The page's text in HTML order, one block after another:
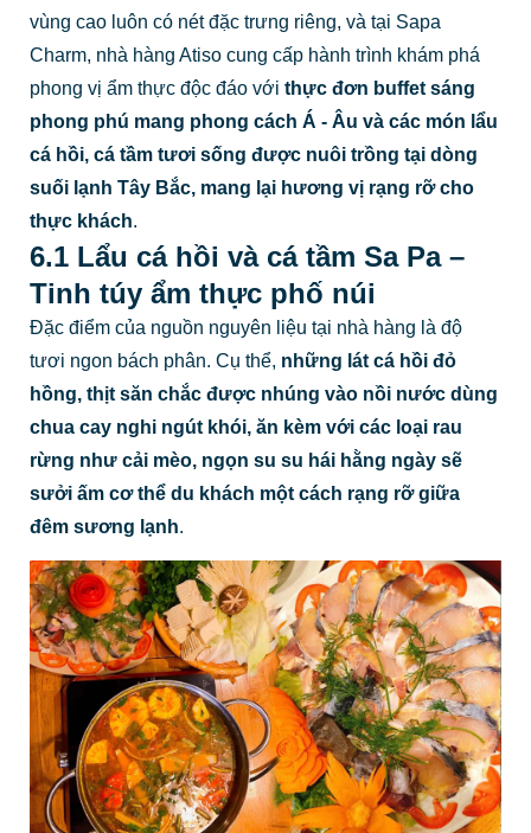
vùng cao luôn có nét đặc trưng riêng, và tại Sapa
Charm, nhà hàng Atiso cung cấp hành trình khám phá
phong vị ẩm thực độc đáo với thực đơn buffet sáng
phong phú mang phong cách Á - Âu và các món lẩu
cá hồi, cá tầm tươi sống được nuôi trồng tại dòng
suối lạnh Tây Bắc, mang lại hương vị rạng rỡ cho
thực khách.
6.1 Lẩu cá hồi và cá tầm Sa Pa –
Tinh túy ẩm thực phố núi
Đặc điểm của nguồn nguyên liệu tại nhà hàng là độ
tươi ngon bách phân. Cụ thể, những lát cá hồi đỏ
hồng, thịt săn chắc được nhúng vào nồi nước dùng
chua cay nghi ngút khói, ăn kèm với các loại rau
rừng như cải mèo, ngọn su su hái hằng ngày sẽ
sưởi ấm cơ thể du khách một cách rạng rỡ giữa
đêm sương lạnh.